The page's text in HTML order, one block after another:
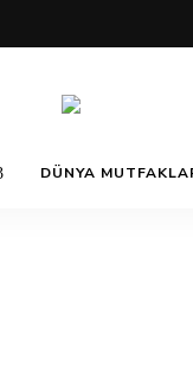
ve
Lezzetli,
DÜNYA